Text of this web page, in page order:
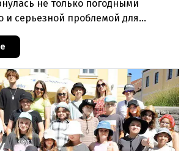
не только погодными
и серьезной проблемой для
легионел